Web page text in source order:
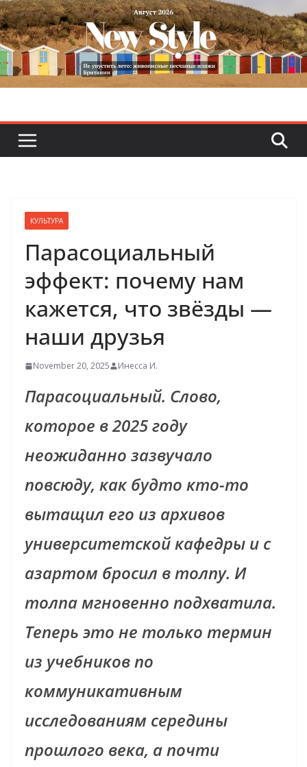
Skip
to
content
КУЛЬТУРА
Парасоциальный
эффект: почему нам
кажется, что звёзды —
наши друзья
November 20, 2025 Инесса И.
Парасоциальный. Слово,
которое в 2025 году
неожиданно зазвучало
повсюду, как будто кто-то
вытащил его из архивов
университетской кафедры и с
азартом бросил в толпу. И
толпа мгновенно подхватила.
Теперь это не только термин
из учебников по
коммуникативным
исследованиям середины
прошлого века, а почти